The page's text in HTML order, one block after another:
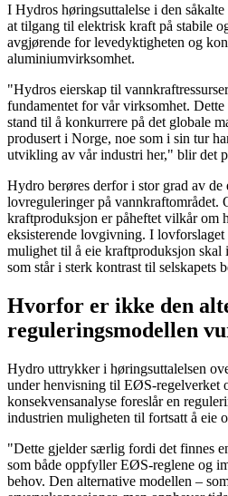
I Hydros høringsuttalelse i den
at tilgang til elektrisk kraft på stabile
avgjørende for levedyktigheten og
aluminiumvirksomhet.
"Hydros eierskap til
fundamentet for vår virksomhet.
stand til å konkurrere på det globale
produsert i Norge, noe som i sin tur
utvikling av vår industri her," blir det
Hydro berøres derfor i stor grad av de
lovreguleringer på vannkraftområdet.
kraftproduksjon er påheftet vilkår om
eksisterende lovgivning. I
mulighet til å eie kraftproduksjon skal
som står i sterk kontrast til selskapets
Hvorfor er ikke den
reguleringsmodellen
Hydro uttrykker i høringsuttalelsen
under henvisning til EØS-regelverket
konsekvensanalyse foreslår en
industrien muligheten til fortsatt å eie
"Dette gjelder særlig fordi det finnes
som både oppfyller EØS-reglene og
behov. Den alternative modellen –